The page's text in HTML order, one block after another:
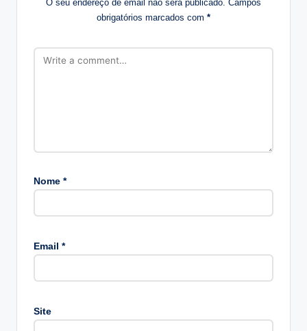
O seu endereço de email não será publicado. Campos
obrigatórios marcados com *
Nome *
Email *
Site
e
ti